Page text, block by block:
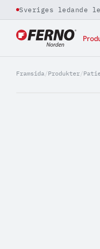
Jump to
Sveriges ledande
Framsida/Produkter/